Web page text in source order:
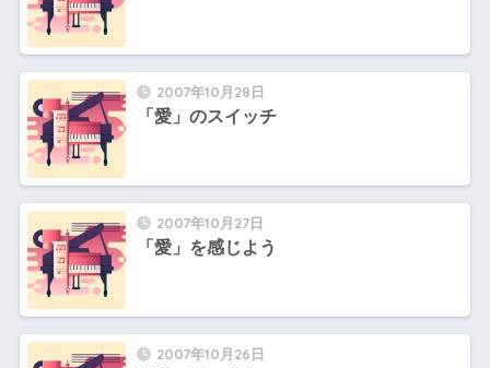
2007年10月28日
「愛」のスイッチ
2007年10月27日
「愛」を感じよう
2007年10月26日